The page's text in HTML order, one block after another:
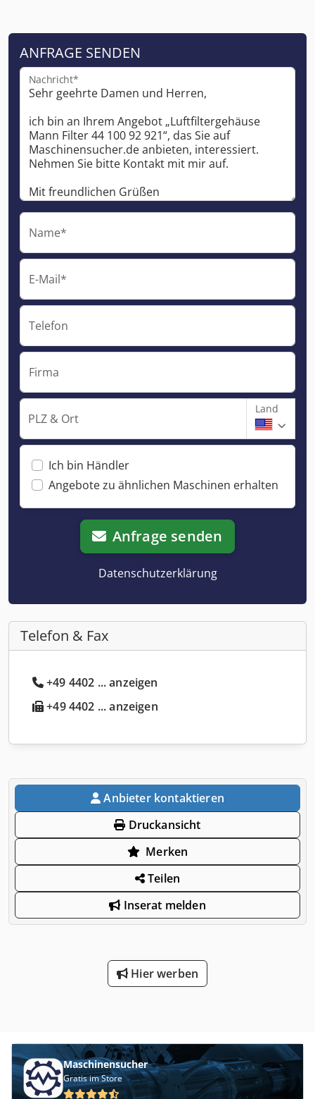
ANFRAGE SENDEN
Nachricht*
Name*
E-Mail*
Telefon
Firma
PLZ & Ort
Land
Ich bin Händler
Angebote zu ähnlichen Maschinen erhalten
Anfrage senden
Datenschutzerklärung
Telefon & Fax
+49 4402 ... anzeigen
+49 4402 ... anzeigen
Anbieter kontaktieren
Druckansicht
Merken
Teilen
Inserat melden
Hier werben
Maschinensucher
Gratis im Store